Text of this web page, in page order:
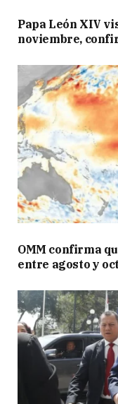
Papa León XIV
noviembre,
OMM confirma
entre agosto y